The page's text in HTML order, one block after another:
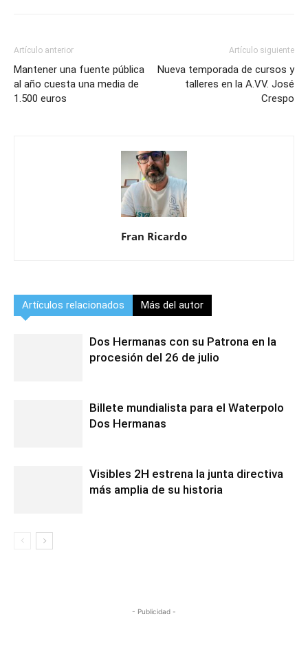
Artículo anterior
Mantener una fuente pública
al año cuesta una media de
1.500 euros
Artículo siguiente
Nueva temporada de cursos y
talleres en la A.VV. José
Crespo
Fran Ricardo
Artículos relacionados Más del autor
Dos Hermanas con su Patrona en la
procesión del 26 de julio
Billete mundialista para el Waterpolo
Dos Hermanas
Visibles 2H estrena la junta directiva
más amplia de su historia
- Publicidad -